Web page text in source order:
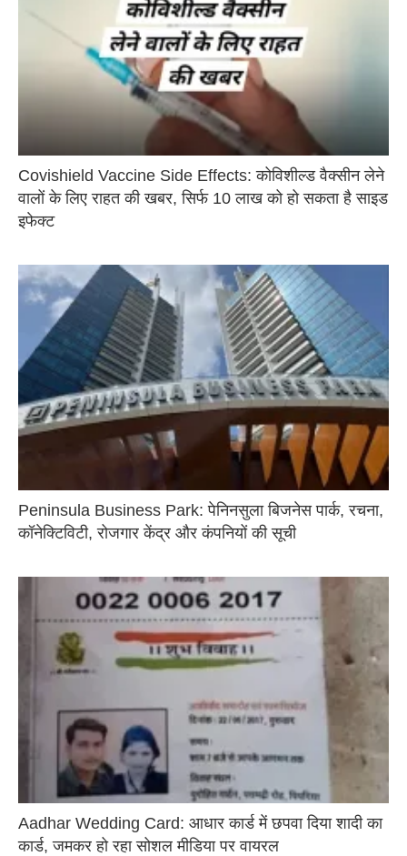
Covishield Vaccine Side Effects: कोविशील्ड वैक्सीन लेने
वालों के लिए राहत की खबर, सिर्फ 10 लाख को हो सकता है साइड
इफेक्ट
Peninsula Business Park: पेनिनसुला बिजनेस पार्क, रचना,
कॉनेक्टिविटी, रोजगार केंद्र और कंपनियों की सूची
Aadhar Wedding Card: आधार कार्ड में छपवा दिया शादी का
कार्ड, जमकर हो रहा सोशल मीडिया पर वायरल